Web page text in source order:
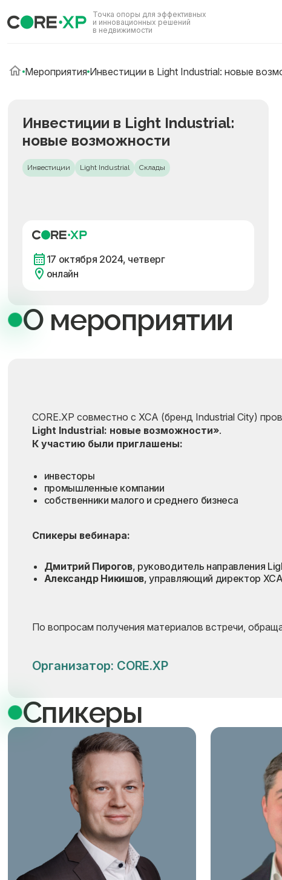
Точка опоры для эффективных
и инновационных решений
в недвижимости
Мероприятия Инвестиции в Light Industrial: новые
Инвестиции в Light Industrial:
новые возможности
Инвестиции Light Industrial Склады
17 октября 2024, четверг
онлайн
О мероприятии
CORE.XP совместно с ХСА (бренд Industrial City)
Light Industrial: новые возможности».
К участию были приглашены:
инвесторы
промышленные компании
собственники малого и среднего бизнеса
Спикеры вебинара:
Дмитрий Пирогов, руководитель направления
Александр Никишов, управляющий директор ХСА
По вопросам получения материалов встречи,
Организатор: CORE.XP
Спикеры